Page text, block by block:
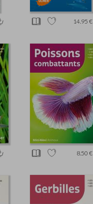
14.95 €
8.50 €